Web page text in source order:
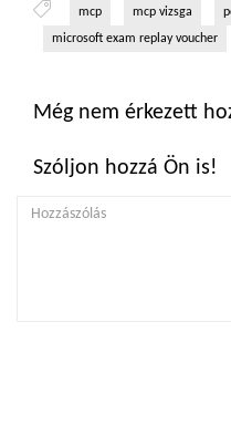
mcp mcp vizsga
microsoft exam replay voucher
Még nem érkezett
Szóljon hozzá Ön is!